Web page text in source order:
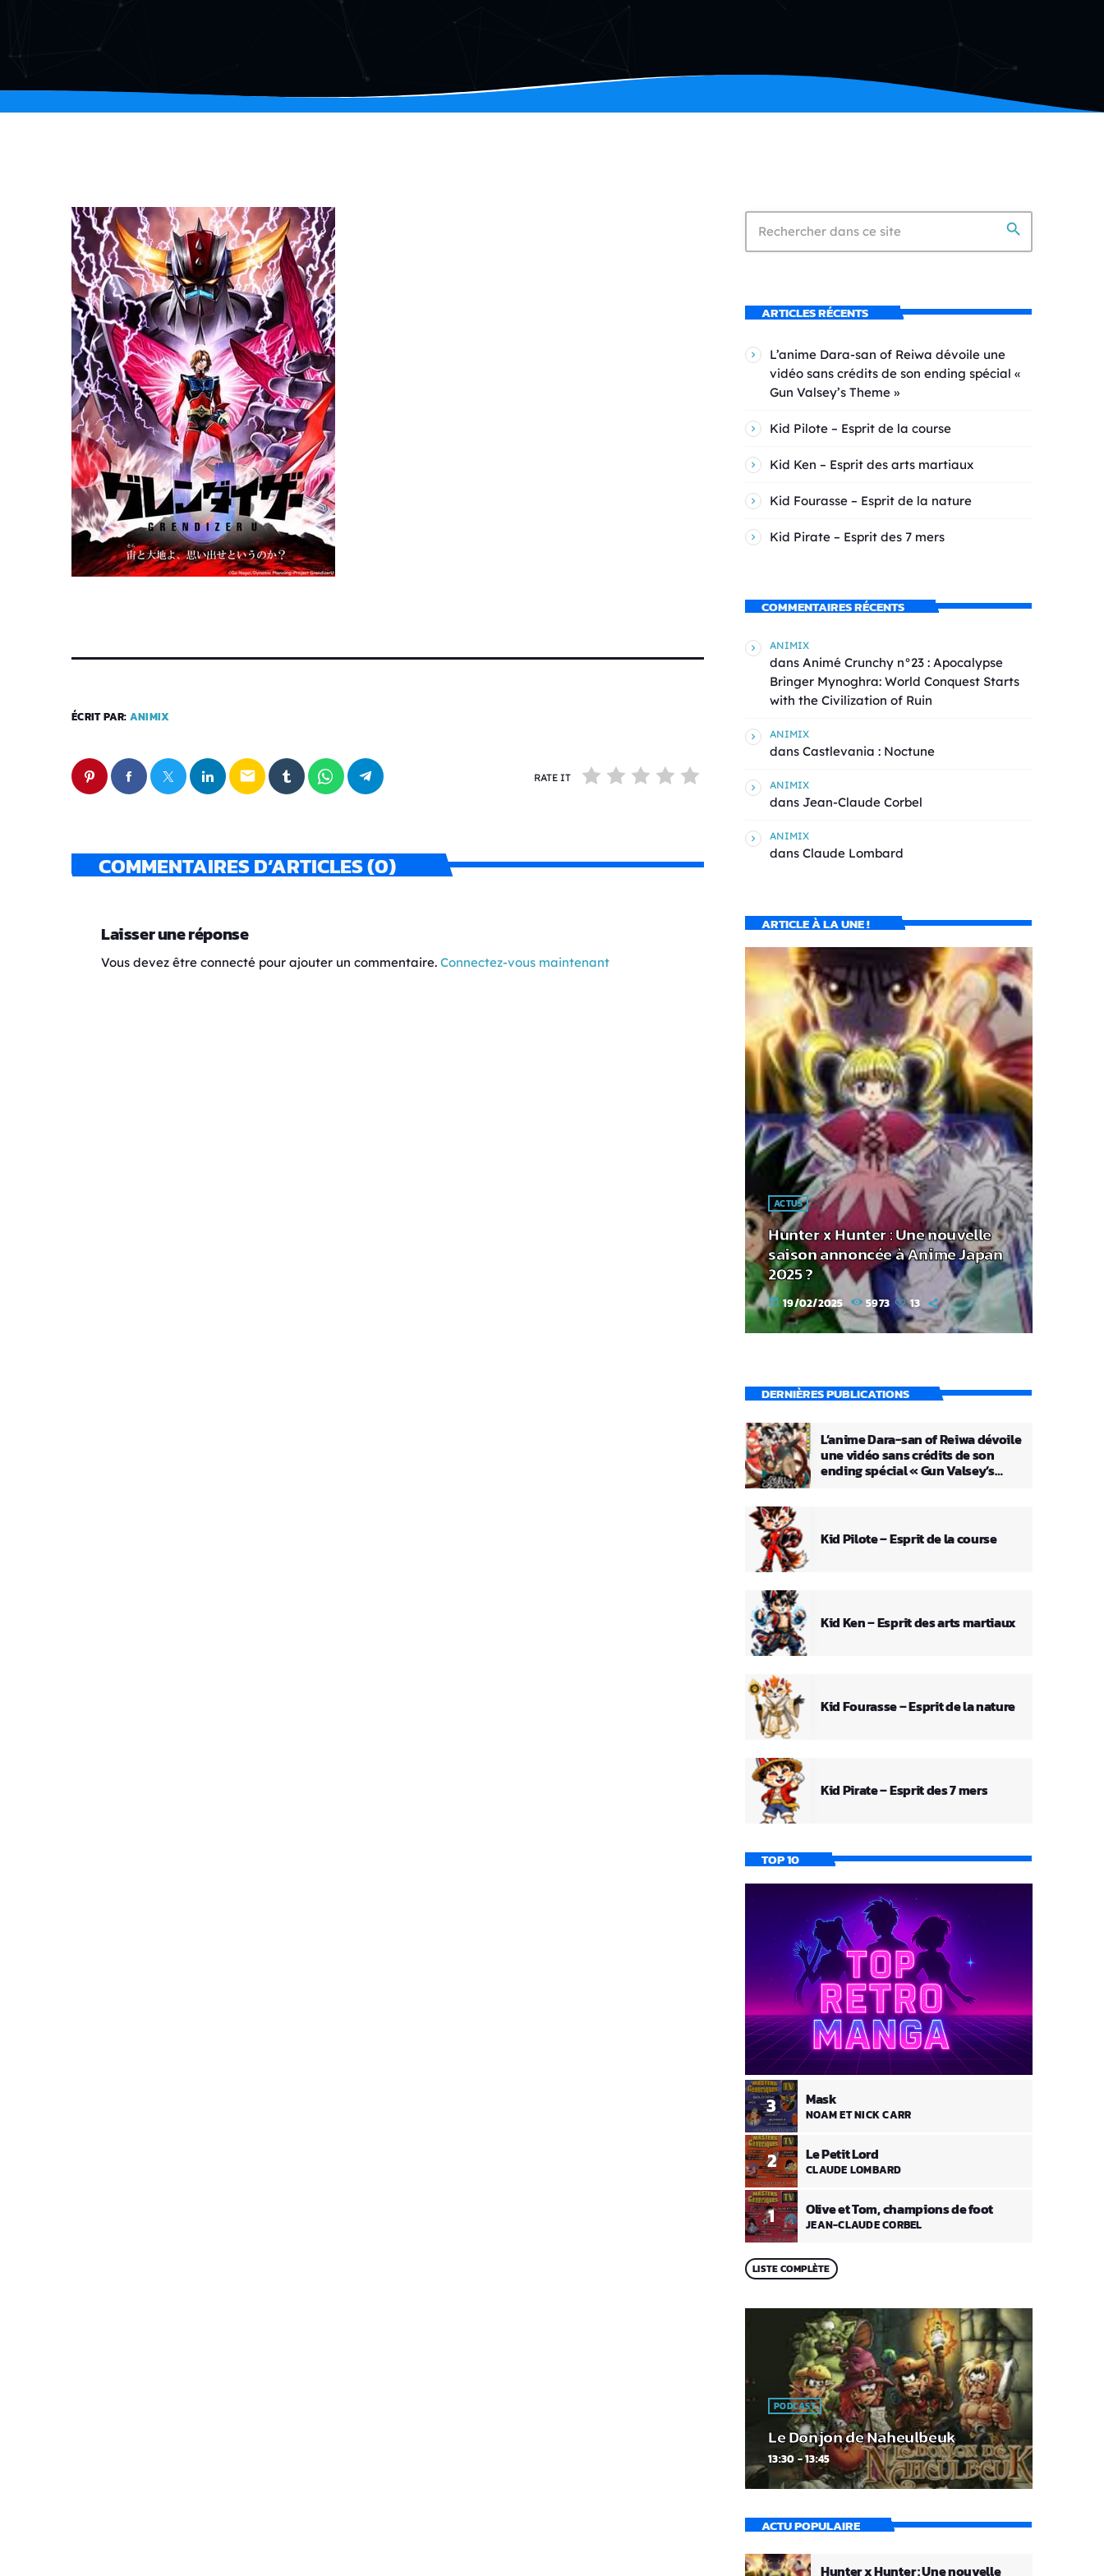
ÉCRIT PAR: ANIMIX
email RATE IT
COMMENTAIRES D’ARTICLES (0)
Laisser une réponse
Vous devez être connecté pour ajouter un commentaire. Connectez-vous maintenant
search
ARTICLES RÉCENTS
L’anime Dara-san of Reiwa dévoile une
vidéo sans crédits de son ending spécial «
Gun Valsey’s Theme »
Kid Pilote – Esprit de la course
Kid Ken – Esprit des arts martiaux
Kid Fourasse – Esprit de la nature
Kid Pirate – Esprit des 7 mers
COMMENTAIRES RÉCENTS
ANIMIX
dans Animé Crunchy n°23 : Apocalypse
Bringer Mynoghra: World Conquest Starts
with the Civilization of Ruin
ANIMIX
dans Castlevania : Noctune
ANIMIX
dans Jean-Claude Corbel
ANIMIX
dans Claude Lombard
ARTICLE À LA UNE !
ACTUS
Hunter x Hunter : Une nouvelle
saison annoncée à Anime Japan
2025 ?
today 19/02/2025 5973 13
DERNIÈRES PUBLICATIONS
L’anime Dara-san of Reiwa dévoile
une vidéo sans crédits de son
ending spécial « Gun Valsey’s
Kid Pilote – Esprit de la course
Kid Ken – Esprit des arts martiaux
Kid Fourasse – Esprit de la nature
Kid Pirate – Esprit des 7 mers
TOP 10
1 Olive et Tom, champions de foot
JEAN-CLAUDE CORBEL
2 Le Petit Lord
CLAUDE LOMBARD
3 Mask
NOAM ET NICK CARR
LISTE COMPLÈTE
PODCAST
Le Donjon de Naheulbeuk
13:30 - 13:45
ACTU POPULAIRE
Hunter x Hunter : Une nouvelle